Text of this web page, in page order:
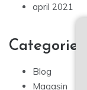
april 2021
Categories
Blog
Magasin